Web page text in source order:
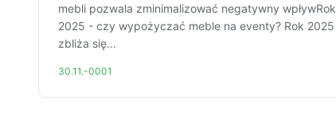
mebli pozwala zminimalizować negatywny wpływRok
2025 - czy wypożyczać meble na eventy? Rok 2025
zbliża się...
30.11.-0001